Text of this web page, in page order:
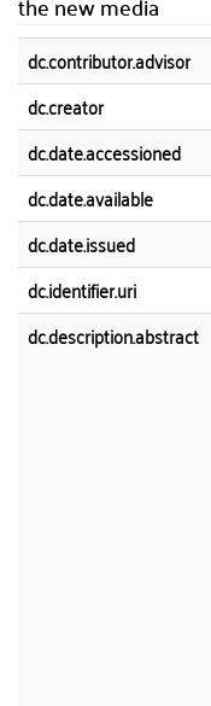
dc.contributor.advisor
dc.creator
dc.date.accessioned
dc.date.available
dc.date.issued
dc.identifier.uri
dc.description.abstract